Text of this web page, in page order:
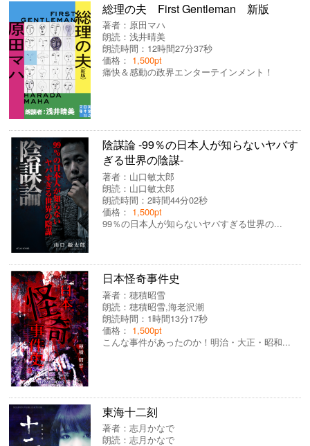
総理の夫 First Gentleman 新版
著者： 原田マハ
朗読：浅井晴美
朗読時間：12時間27分37秒
価格： 1,500pt
痛快＆感動の政界エンターテインメント！
陰謀論 -99％の日本人が知らないヤバす
ぎる世界の陰謀-
著者： 山口敏太郎
朗読： 山口敏太郎
朗読時間：2時間44分02秒
価格： 1,500pt
99％の日本人が知らないヤバすぎる世界の...
日本怪奇事件史
著者：穂積昭雪
朗読：穂積昭雪,海老沢潮
朗読時間：1時間13分17秒
価格： 1,500pt
こんな事件があったのか！明治・大正・昭和...
東海十二刻
著者：志月かなで
朗読：志月かなで